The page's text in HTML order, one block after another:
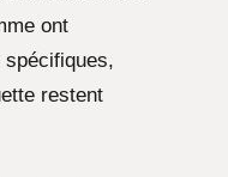
ont
spécifiques,
restent